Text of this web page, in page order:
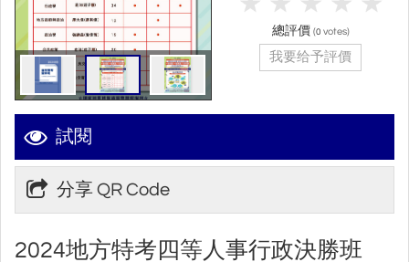
試閱
分享 QR Code
2024地方特考四等人事行政決勝班
總評價 (0 votes)
我要给予評價